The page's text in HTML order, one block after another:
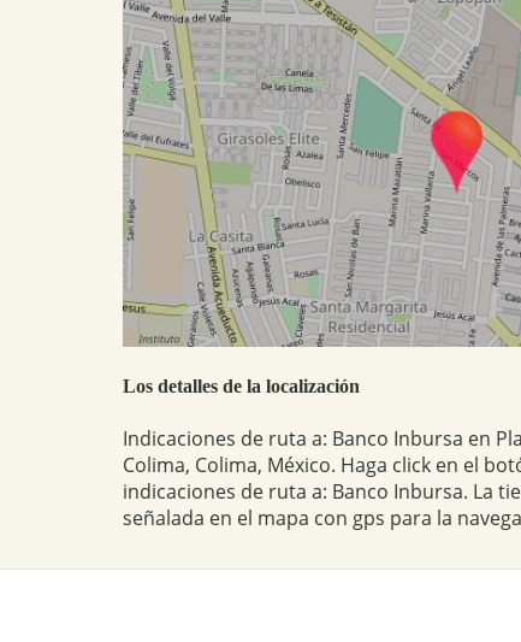
Los detalles de la localización
Indicaciones de ruta a: Banco Inbursa en
Colima, Colima, México. Haga click en el
indicaciones de ruta a: Banco Inbursa. La
señalada en el mapa con gps para la